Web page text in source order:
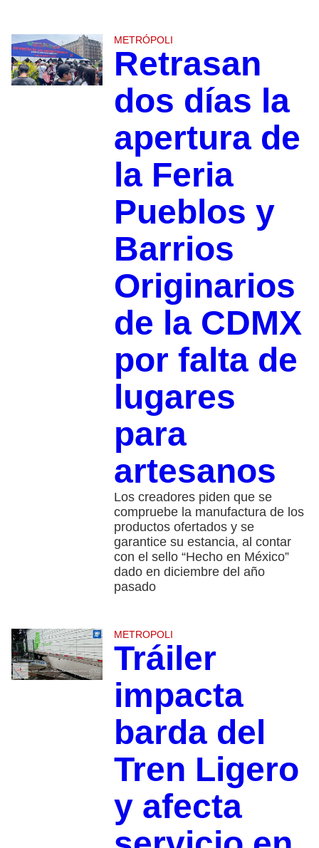
METRÓPOLI
Retrasan
dos días la
apertura de
la Feria
Pueblos y
Barrios
Originarios
de la CDMX
por falta de
lugares
para
artesanos
Los creadores piden que se
compruebe la manufactura de los
productos ofertados y se
garantice su estancia, al contar
con el sello “Hecho en México”
dado en diciembre del año
pasado
METROPOLI
Tráiler
impacta
barda del
Tren Ligero
y afecta